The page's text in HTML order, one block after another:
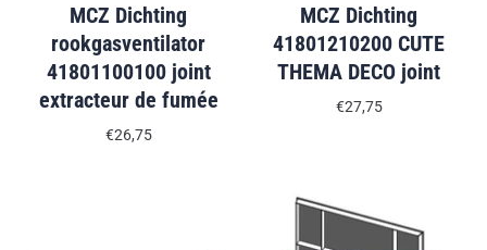
MCZ Dichting
rookgasventilator
41801100100 joint
extracteur de fumée
€26,75
MCZ Dichting
41801210200 CUTE
THEMA DECO joint
€27,75